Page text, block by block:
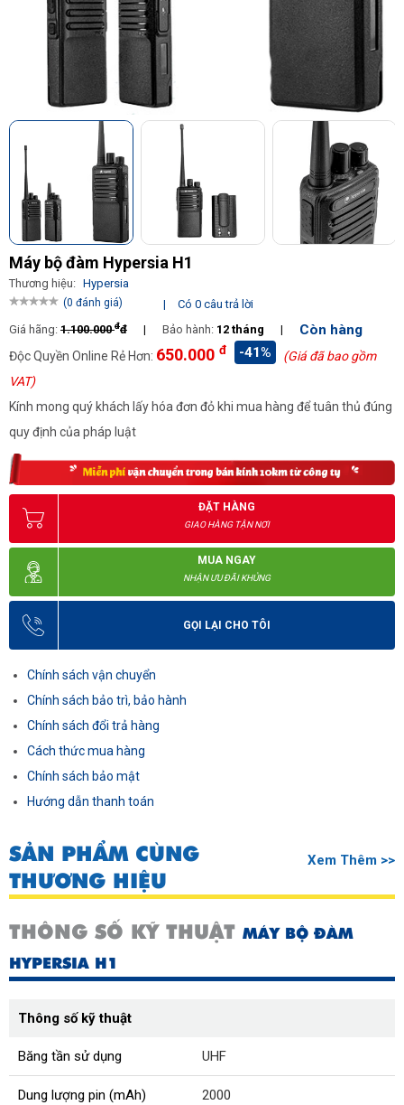
Máy bộ đàm Hypersia H1
Thương hiệu: Hypersia
(0 đánh giá) |
Có 0 câu trả lời
Giá hãng: 1.100.000đđ | Bảo hành: 12 tháng | Còn hàng
Độc Quyền Online Rẻ Hơn: 650.000 đ -41%
(Giá đã bao gồm
VAT)
Kính mong quý khách lấy hóa đơn đỏ khi mua hàng để tuân thủ đúng
quy định của pháp luật
ĐẶT HÀNG
GIAO HÀNG TẬN NƠI
MUA NGAY
NHẬN ƯU ĐÃI KHỦNG
GỌI LẠI CHO TÔI
Chính sách vận chuyển
Chính sách bảo trì, bảo hành
Chính sách đổi trả hàng
Cách thức mua hàng
Chính sách bảo mật
Hướng dẫn thanh toán
SẢN PHẨM CÙNG
THƯƠNG HIỆU
Xem Thêm >>
THÔNG SỐ KỸ THUẬT MÁY BỘ ĐÀM
HYPERSIA H1
Thông số kỹ thuật
Băng tần sử dụng UHF
Dung lượng pin (mAh) 2000